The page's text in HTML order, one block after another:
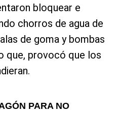
bloquear e
chorros de agua de
de goma y bombas
que, provocó que los
PARA NO